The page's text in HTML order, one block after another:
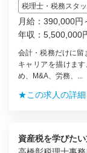
税理士・税務スタ
月給：390,000円
年収：5,500,000
会計・税務だけに留
キャリアを描けま
め、M&A、労務、...
★この求人の詳細
資産税を学びた